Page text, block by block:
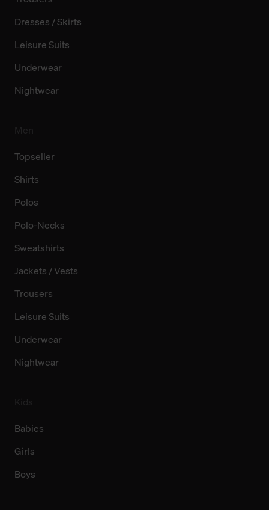
Dresses / Skirts
Leisure Suits
Underwear
Nightwear
Topseller
Shirts
Polos
Polo-Necks
Sweatshirts
Jackets / Vests
Trousers
Leisure Suits
Underwear
Nightwear
Babies
Girls
Boys